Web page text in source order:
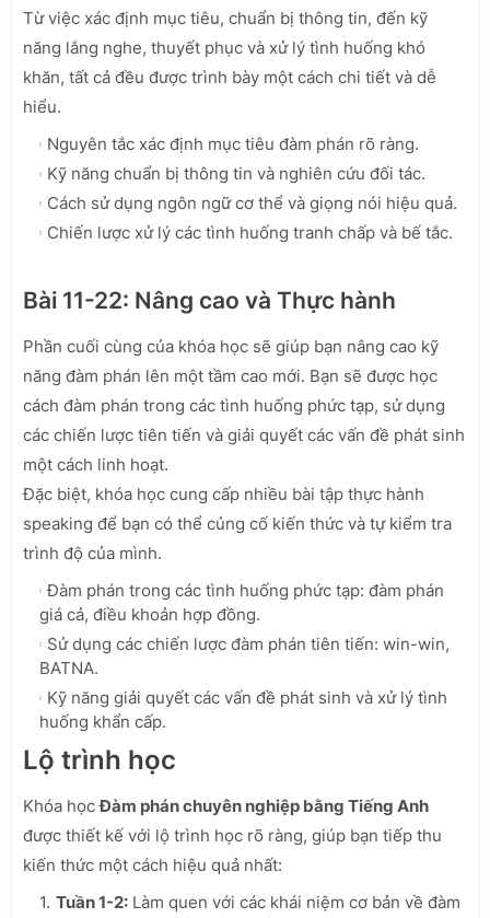
Từ việc xác định mục tiêu, chuẩn bị thông tin, đến kỹ
năng lắng nghe, thuyết phục và xử lý tình huống khó
khăn, tất cả đều được trình bày một cách chi tiết và dễ
hiểu.
Nguyên tắc xác định mục tiêu đàm phán rõ ràng.
Kỹ năng chuẩn bị thông tin và nghiên cứu đối tác.
Cách sử dụng ngôn ngữ cơ thể và giọng nói hiệu quả.
Chiến lược xử lý các tình huống tranh chấp và bế tắc.
Bài 11-22: Nâng cao và Thực hành
Phần cuối cùng của khóa học sẽ giúp bạn nâng cao kỹ
năng đàm phán lên một tầm cao mới. Bạn sẽ được học
cách đàm phán trong các tình huống phức tạp, sử dụng
các chiến lược tiên tiến và giải quyết các vấn đề phát sinh
một cách linh hoạt.
Đặc biệt, khóa học cung cấp nhiều bài tập thực hành
speaking để bạn có thể củng cố kiến thức và tự kiểm tra
trình độ của mình.
Đàm phán trong các tình huống phức tạp: đàm phán
giá cả, điều khoản hợp đồng.
Sử dụng các chiến lược đàm phán tiên tiến: win-win,
BATNA.
Kỹ năng giải quyết các vấn đề phát sinh và xử lý tình
huống khẩn cấp.
Lộ trình học
Khóa họcĐàm phán chuyên nghiệp bằng Tiếng Anh
được thiết kế với lộ trình học rõ ràng, giúp bạn tiếp thu
kiến thức một cách hiệu quả nhất:
Tuần 1-2: Làm quen với các khái niệm cơ bản về đàm